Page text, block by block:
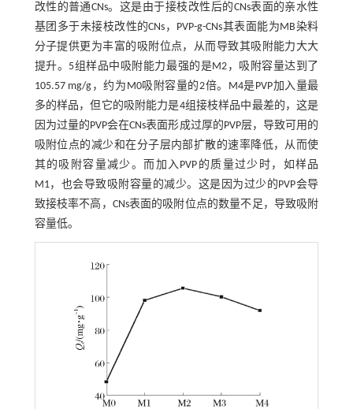
改性的普通CNs。这是由于接枝改性后的CNs表面的亲水性
基团多于未接枝改性的CNs，PVP-g-CNs其表面能为MB染料
分子提供更为丰富的吸附位点，从而导致其吸附能力大大
提升。5组样品中吸附能力最强的是M2，吸附容量达到了
105.57 mg/g，约为M0吸附容量的2倍。M4是PVP加入量最
多的样品，但它的吸附能力是4组接枝样品中最差的，这是
因为过量的PVP会在CNs表面形成过厚的PVP层，导致可用的
吸附位点的减少和在分子层内部扩散的速率降低，从而使
其的吸附容量减少。而加入PVP的质量过少时，如样品
M1，也会导致吸附容量的减少。这是因为过少的PVP会导
致接枝率不高，CNs表面的吸附位点的数量不足，导致吸附
容量低。